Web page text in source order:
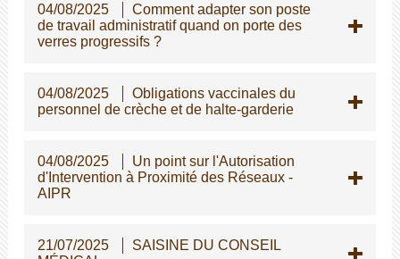
04/08/2025
Comment adapter son poste
de travail administratif quand on porte des
verres progressifs ?
04/08/2025
Obligations vaccinales du
personnel de crèche et de halte-garderie
04/08/2025
Un point sur l'Autorisation
d'Intervention à Proximité des Réseaux -
AIPR
21/07/2025
SAISINE DU CONSEIL